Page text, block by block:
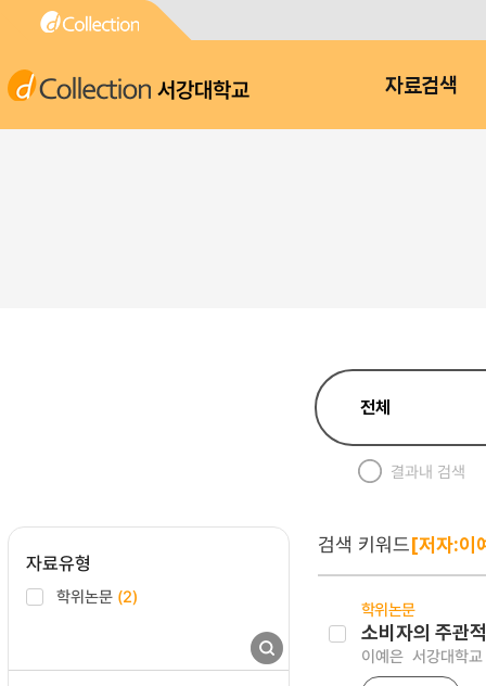
서강대학교 자료검색
결과내 검색
자료유형
학위논문 (2)
검색 키워드[저자:이
학위논문
소비자의 주관
이예은 서강대학